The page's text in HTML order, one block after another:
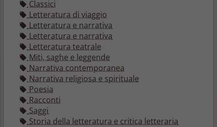
Classici
Letteratura di viaggio
Letteratura e narrativa
Letteratura e narrativa
Letteratura teatrale
Miti, saghe e leggende
Narrativa contemporanea
Narrativa religiosa e spirituale
Poesia
Racconti
Saggi
Storia della letteratura e critica letteraria